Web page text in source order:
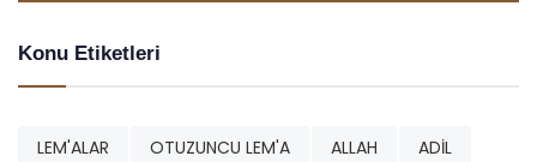
Konu Etiketleri
LEM'ALAR OTUZUNCU LEM'A ALLAH
ADİL